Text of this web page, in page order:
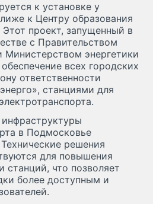
к установке у
к Центру образования
проект, запущенный в
с Правительством
Министерством энергетики
всех городских
ответственности
станциями для
в Подмосковье
решения
для повышения
станций, что позволяет
более доступным и